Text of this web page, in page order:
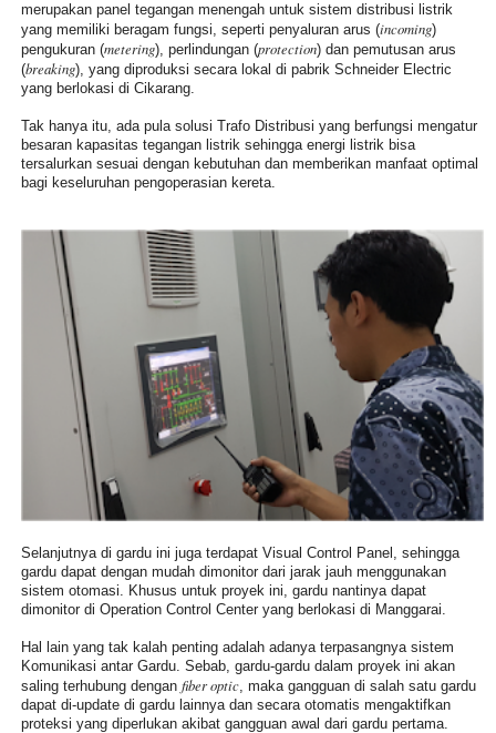
merupakan panel tegangan menengah untuk sistem distribusi listrik
yang memiliki beragam fungsi, seperti penyaluran arus (incoming)
pengukuran (metering), perlindungan (protection) dan pemutusan arus
(breaking), yang diproduksi secara lokal di pabrik Schneider Electric
yang berlokasi di Cikarang.
Tak hanya itu, ada pula solusi Trafo Distribusi yang berfungsi mengatur
besaran kapasitas tegangan listrik sehingga energi listrik bisa
tersalurkan sesuai dengan kebutuhan dan memberikan manfaat optimal
bagi keseluruhan pengoperasian kereta.
Selanjutnya di gardu ini juga terdapat Visual Control Panel, sehingga
gardu dapat dengan mudah dimonitor dari jarak jauh menggunakan
sistem otomasi. Khusus untuk proyek ini, gardu nantinya dapat
dimonitor di Operation Control Center yang berlokasi di Manggarai.
Hal lain yang tak kalah penting adalah adanya terpasangnya sistem
Komunikasi antar Gardu. Sebab, gardu-gardu dalam proyek ini akan
saling terhubung dengan fiber optic , maka gangguan di salah satu gardu
dapat di-update di gardu lainnya dan secara otomatis mengaktifkan
proteksi yang diperlukan akibat gangguan awal dari gardu pertama.